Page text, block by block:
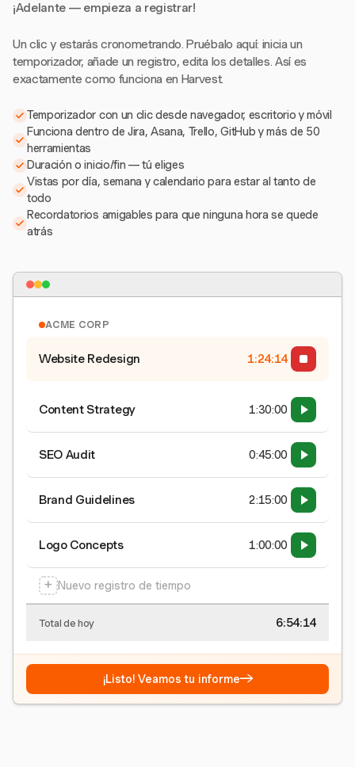
¡Adelante — empieza a registrar!
Un clic y estarás cronometrando. Pruébalo aquí: inicia un
temporizador, añade un registro, edita los detalles. Así es
exactamente como funciona en Harvest.
Temporizador con un clic desde navegador, escritorio y móvil
Funciona dentro de Jira, Asana, Trello, GitHub y más de 50
herramientas
Duración o inicio/fin — tú eliges
Vistas por día, semana y calendario para estar al tanto de
todo
Recordatorios amigables para que ninguna hora se quede
atrás
ACME CORP
Website Redesign 1:24:15
Content Strategy 1:30:00
SEO Audit 0:45:00
Brand Guidelines 2:15:00
Logo Concepts 1:00:00
+ Nuevo registro de tiempo
Total de hoy 6:54:15
¡Listo! Veamos tu informe→